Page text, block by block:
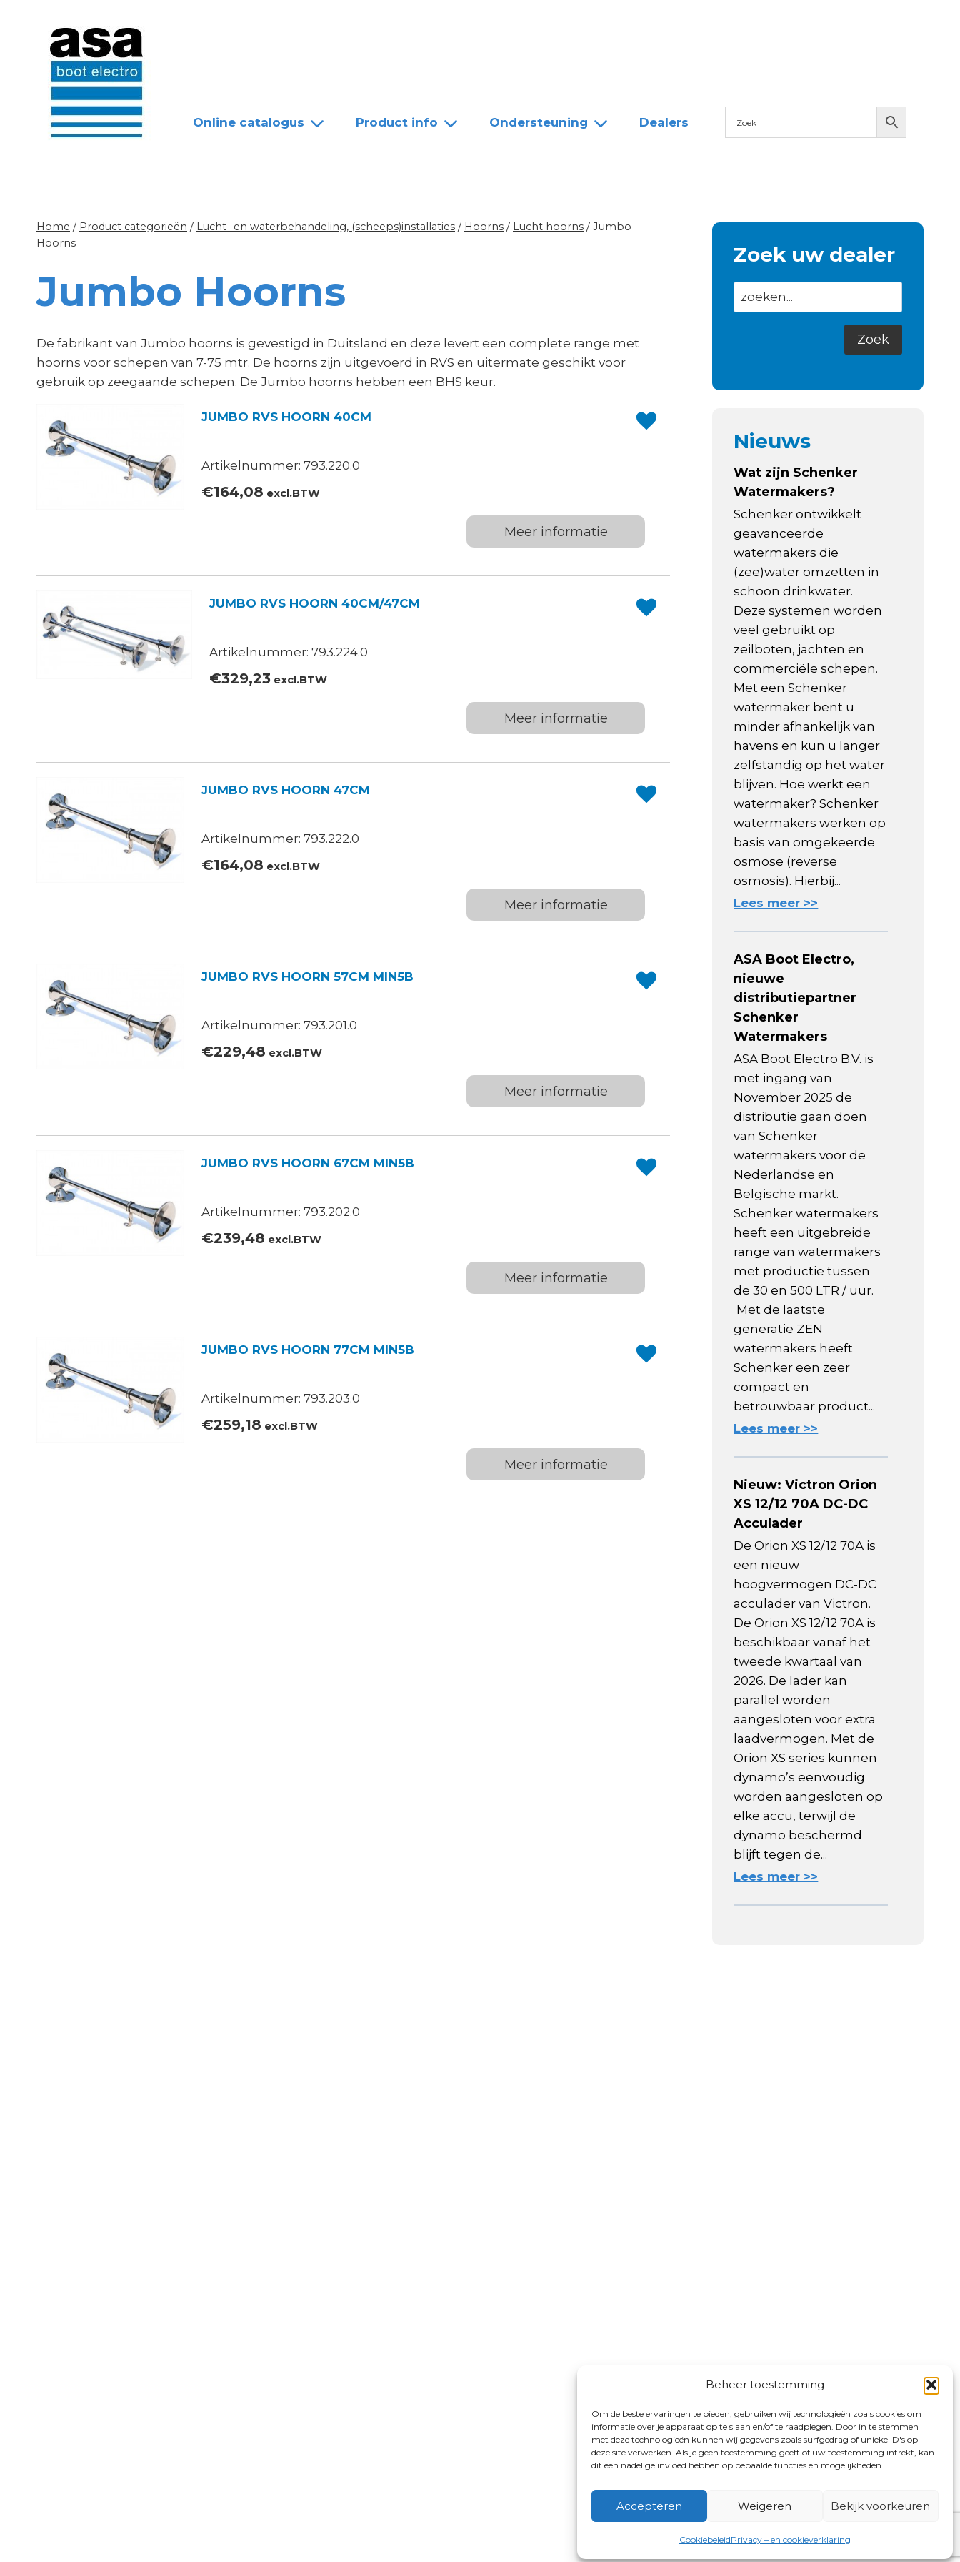
Beheer toestemming
Om de beste ervaringen te bieden, gebruiken wij technologieën zoals cookies om
informatie over je apparaat op te slaan en/of te raadplegen. Door in te stemmen
met deze technologieën kunnen wij gegevens zoals surfgedrag of unieke ID's op
deze site verwerken. Als je geen toestemming geeft of uw toestemming intrekt, kan
dit een nadelige invloed hebben op bepaalde functies en mogelijkheden.
Accepteren Weigeren Bekijk voorkeuren
CookiebeleidPrivacy – en cookieverklaring
Online catalogus Product info Ondersteuning Dealers
Home / Product categorieën / Lucht- en waterbehandeling, (scheeps)installaties / Hoorns / Lucht hoorns / Jumbo
Hoorns
Jumbo Hoorns
De fabrikant van Jumbo hoorns is gevestigd in Duitsland en deze levert een complete range met
hoorns voor schepen van 7-75 mtr. De hoorns zijn uitgevoerd in RVS en uitermate geschikt voor
gebruik op zeegaande schepen. De Jumbo hoorns hebben een BHS keur.
JUMBO RVS HOORN 40CM
Artikelnummer: 793.220.0
€164,08 excl.BTW
Meer informatie
JUMBO RVS HOORN 40CM/47CM
Artikelnummer: 793.224.0
€329,23 excl.BTW
Meer informatie
JUMBO RVS HOORN 47CM
Artikelnummer: 793.222.0
€164,08 excl.BTW
Meer informatie
JUMBO RVS HOORN 57CM MIN5B
Artikelnummer: 793.201.0
€229,48 excl.BTW
Meer informatie
JUMBO RVS HOORN 67CM MIN5B
Artikelnummer: 793.202.0
€239,48 excl.BTW
Meer informatie
JUMBO RVS HOORN 77CM MIN5B
Artikelnummer: 793.203.0
€259,18 excl.BTW
Meer informatie
Zoek uw dealer
Nieuws
Wat zijn Schenker
Watermakers?
Schenker ontwikkelt
geavanceerde
watermakers die
(zee)water omzetten in
schoon drinkwater.
Deze systemen worden
veel gebruikt op
zeilboten, jachten en
commerciële schepen.
Met een Schenker
watermaker bent u
minder afhankelijk van
havens en kun u langer
zelfstandig op het water
blijven. Hoe werkt een
watermaker? Schenker
watermakers werken op
basis van omgekeerde
osmose (reverse
osmosis). Hierbij...
Lees meer >>
ASA Boot Electro,
nieuwe
distributiepartner
Schenker
Watermakers
ASA Boot Electro B.V. is
met ingang van
November 2025 de
distributie gaan doen
van Schenker
watermakers voor de
Nederlandse en
Belgische markt.
Schenker watermakers
heeft een uitgebreide
range van watermakers
met productie tussen
de 30 en 500 LTR / uur.
Met de laatste
generatie ZEN
watermakers heeft
Schenker een zeer
compact en
betrouwbaar product...
Lees meer >>
Nieuw: Victron Orion
XS 12/12 70A DC-DC
Acculader
De Orion XS 12/12 70A is
een nieuw
hoogvermogen DC-DC
acculader van Victron.
De Orion XS 12/12 70A is
beschikbaar vanaf het
tweede kwartaal van
2026. De lader kan
parallel worden
aangesloten voor extra
laadvermogen. Met de
Orion XS series kunnen
dynamo’s eenvoudig
worden aangesloten op
elke accu, terwijl de
dynamo beschermd
blijft tegen de...
Lees meer >>